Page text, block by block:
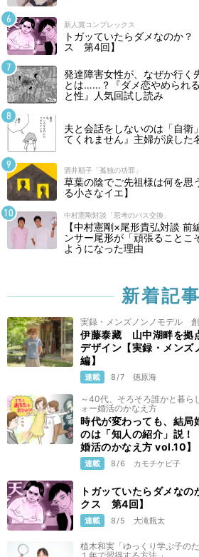
新人賞コンプレックス
トガッていたらダメなのか？
ス 第4回】
発達障害女性が、なぜか行く
とは……？『ダメ恋やめられ
と性』人気回試し読み
夫と会話をしないのは「自
てくれません』主婦が涙した
酒井順子「孤独の功罪」
草葉の陰でご先祖様は何を思
る小さなイエ】
中村憲剛対談「思考のパス交換」
【中村憲剛×尾形貴弘対談
ンサー尾形が「頑張ることこ
ようになった理由
新着記事
実録・メンズノンノモデル
伊藤泰藏 山中湖畔を拠
デザイン【実録・メンズ
編】
連載 8/7 徳原海
～40代、そろそろ誰かと暮
ォー婚活のかなえ方
時代が変わっても、結局
のは「知人の紹介」説
婚活のかなえ方 vol.10】
連載 8/6 カモチケビ子
トガッていたらダメな
クス 第4回】
連載 8/5 大滝瓶太
植木和実「ゆっくり学ぶ子の